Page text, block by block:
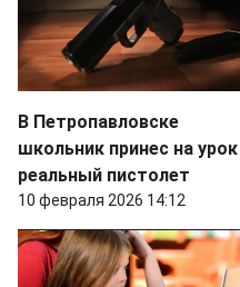
В Петропавловске
школьник принес на урок
реальный пистолет
10 февраля 2026 14:12